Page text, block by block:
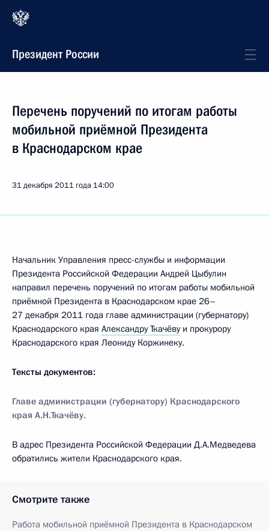
Президент России
Перечень поручений по итогам работы
мобильной приёмной Президента
в Краснодарском крае
31 декабря 2011 года 14:00
Начальник Управления пресс-службы и информации
Президента Российской Федерации Андрей Цыбулин
направил перечень поручений по итогам работы мобильной
приёмной Президента в Краснодарском крае 26–
27 декабря 2011 года главе администрации (губернатору)
Краснодарского края Александру Ткачёвуи прокурору
Краснодарского края Леониду Коржинеку.
Тексты документов:
Главе администрации (губернатору) Краснодарского
края А.Н.Ткачёву.
В адрес Президента Российской Федерации Д.А.Медведева
обратились жители Краснодарского края.
Смотрите также
Работа мобильной приёмной Президента в Краснодарском